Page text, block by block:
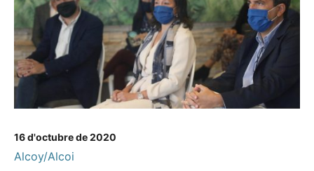
16 d'octubre de 2020
Alcoy/Alcoi